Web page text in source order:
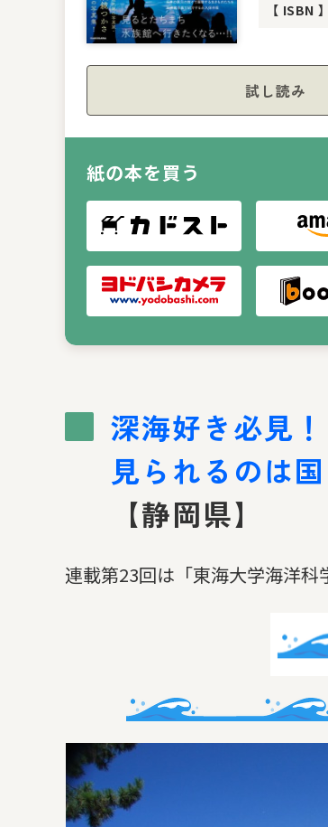
【 ISBN 】
試し読み
紙の本を買う
深海好き必見
見られるのは
【静岡県】
連載第23回は「東海大学海洋科